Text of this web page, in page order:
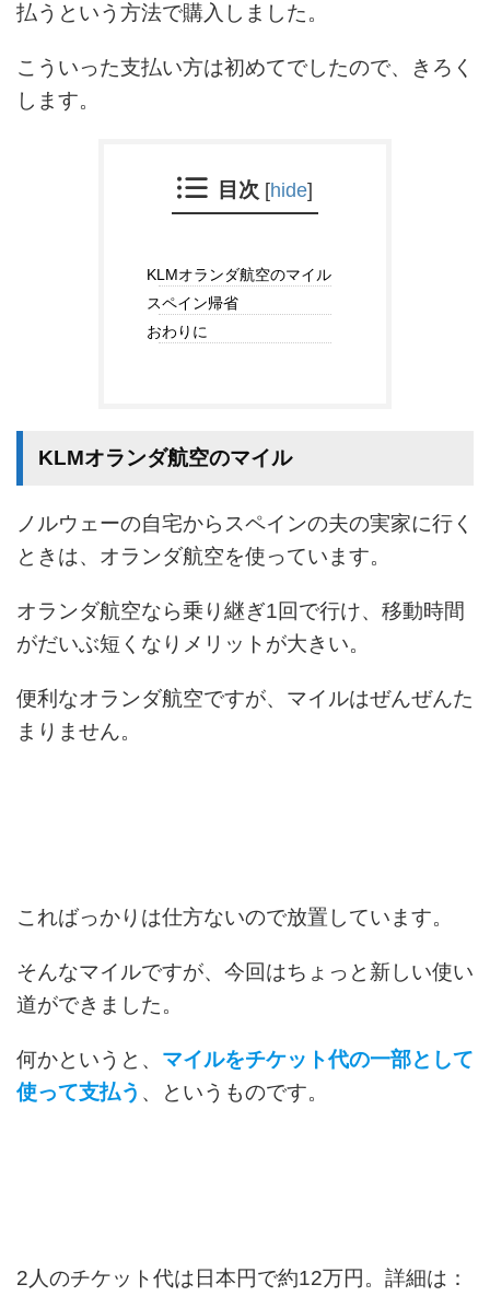
払うという方法で購入しました。
こういった支払い方は初めてでしたので、きろく
します。
目次 [hide]
KLMオランダ航空のマイル
スペイン帰省
おわりに
KLMオランダ航空のマイル
ノルウェーの自宅からスペインの夫の実家に行く
ときは、オランダ航空を使っています。
オランダ航空なら乗り継ぎ1回で行け、移動時間
がだいぶ短くなりメリットが大きい。
便利なオランダ航空ですが、マイルはぜんぜんた
まりません。
こればっかりは仕方ないので放置しています。
そんなマイルですが、今回はちょっと新しい使い
道ができました。
何かというと、 マイルをチケット代の一部として
使って支払う 、というものです。
2人のチケット代は日本円で約12万円。詳細は：